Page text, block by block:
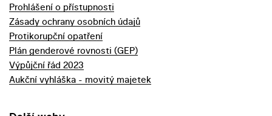
Prohlášení o přístupnosti
Zásady ochrany osobních údajů
Protikorupční opatření
Plán genderové rovnosti (GEP)
Výpůjční řád 2023
Aukční vyhláška - movitý majetek